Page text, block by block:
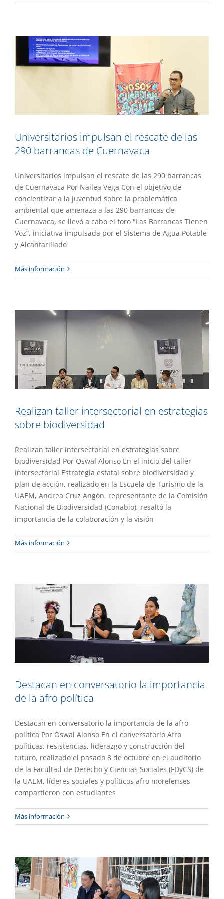
Universitarios impulsan el rescate de las
290 barrancas de Cuernavaca
Universitarios impulsan el rescate de las 290 barrancas
de Cuernavaca Por Nailea Vega Con el objetivo de
concientizar a la juventud sobre la problemática
ambiental que amenaza a las 290 barrancas de
Cuernavaca, se llevó a cabo el foro "Las Barrancas Tienen
Voz”, iniciativa impulsada por el Sistema de Agua Potable
y Alcantarillado
Más informaciónRealizan taller intersectorial en
Realizan taller intersectorial en estrategias
sobre biodiversidad
Realizan taller intersectorial en estrategias sobre
biodiversidad Por Oswal Alonso En el inicio del taller
intersectorial Estrategia estatal sobre biodiversidad y
plan de acción, realizado en la Escuela de Turismo de la
UAEM, Andrea Cruz Angón, representante de la Comisión
Nacional de Biodiversidad (Conabio), resaltó la
importancia de la colaboración y la visión
Más informaciónDestacan en conversatorio la
Destacan en conversatorio la importancia
de la afro política
Destacan en conversatorio la importancia de la afro
política Por Oswal Alonso En el conversatorio Afro
políticas: resistencias, liderazgo y construcción del
futuro, realizado el pasado 8 de octubre en el auditorio
de la Facultad de Derecho y Ciencias Sociales (FDyCS) de
la UAEM, líderes sociales y políticos afro morelenses
compartieron con estudiantes
Más información
Reviven en conversatorio el movimiento